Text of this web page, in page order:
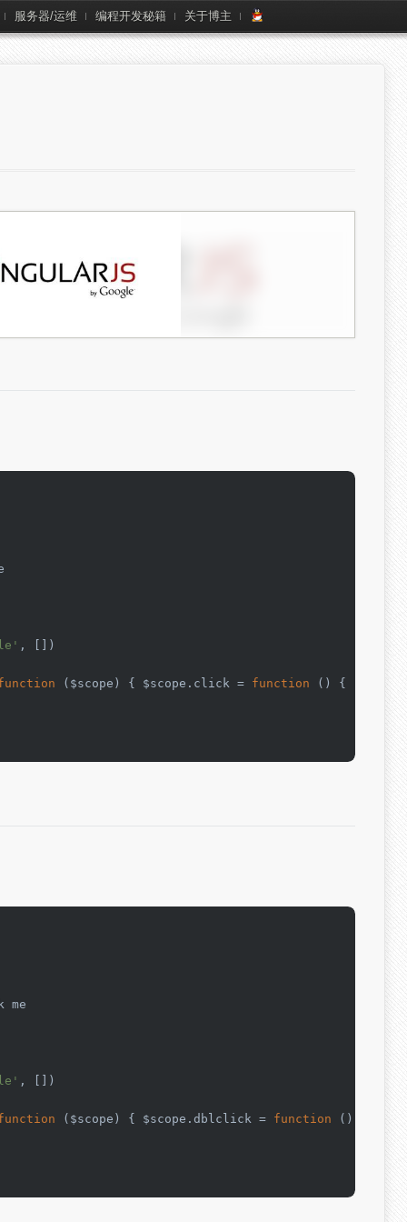
服务器/运维 编程开发秘籍 关于博主
, [])
( $scope ) { $scope. click = function ( ) {
me
, [])
( $scope ) { $scope. dblclick = function ( ) {